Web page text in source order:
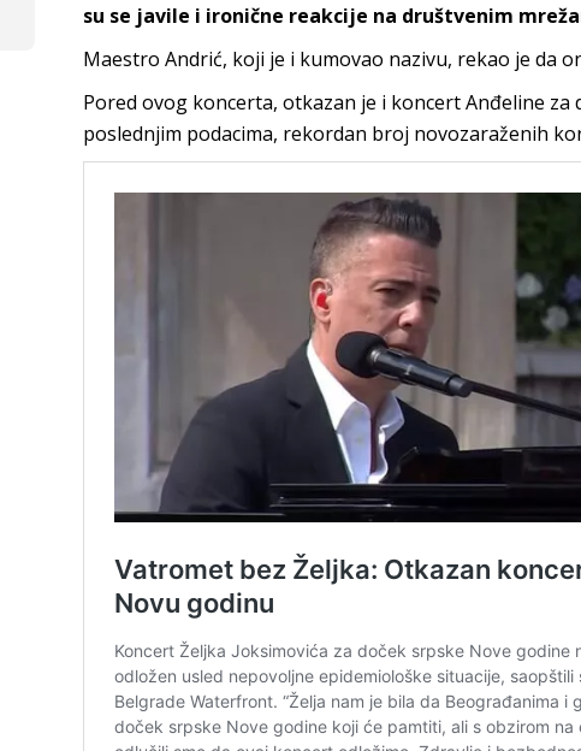
su se javile i ironične reakcije na društvenim
Maestro Andrić, koji je i kumovao nazivu, rekao je da
Pored ovog koncerta, otkazan je i koncert Anđeline
poslednjim podacima, rekordan broj novozaraženih